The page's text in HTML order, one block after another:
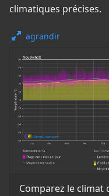
climatiques précises.
agrandir
Comparez le climat